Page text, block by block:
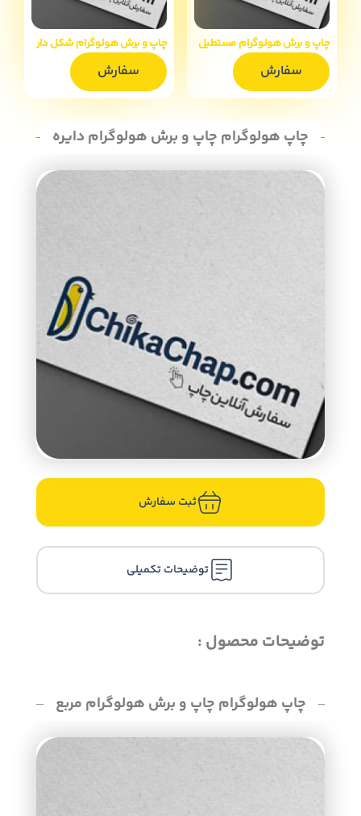
چاپ و برش هولوگرام مستطیل
سفارش
چاپ و برش هولوگرام شکل دار
سفارش
چاپ هولوگرام چاپ و برش هولوگرام دایره
توضیحات محصول :
ثبت سفارش
توضیحات تکمیلی
چاپ هولوگرام چاپ و برش هولوگرام مربع